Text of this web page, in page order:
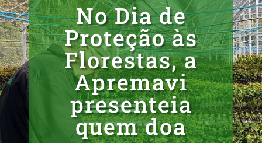
No Dia de
Proteção às
Florestas, a
Apremavi
presenteia
quem doa